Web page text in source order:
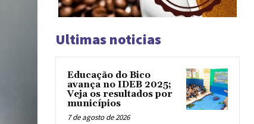
Ultimas noticias
Educação do Bico
avança no IDEB 2025;
Veja os resultados por
municípios
7 de agosto de 2026